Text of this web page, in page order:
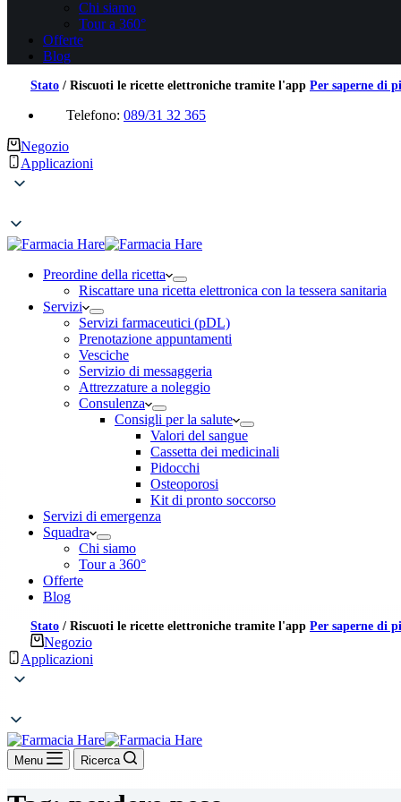
Chi siamo
Tour a 360°
Offerte
Blog
Stato / Riscuoti le ricette elettroniche tramite l'app Per saperne di
Telefono: 089/31 32 365
Negozio
Applicazioni
Preordine della ricetta
Riscattare una ricetta elettronica con la tessera sanitaria
Servizi
Servizi farmaceutici (pDL)
Prenotazione appuntamenti
Vesciche
Servizio di messaggeria
Attrezzature a noleggio
Consulenza
Consigli per la salute
Valori del sangue
Cassetta dei medicinali
Pidocchi
Osteoporosi
Kit di pronto soccorso
Servizi di emergenza
Squadra
Chi siamo
Tour a 360°
Offerte
Blog
Stato / Riscuoti le ricette elettroniche tramite l'app Per saperne di
Negozio
Applicazioni
Menu Ricerca